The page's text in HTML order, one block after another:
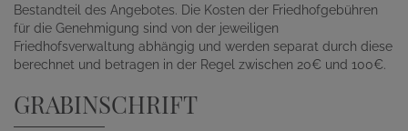
Bestandteil des Angebotes. Die Kosten der Friedhofgebühren
für die Genehmigung sind von der jeweiligen
Friedhofsverwaltung abhängig und werden separat durch diese
berechnet und betragen in der Regel zwischen 20€ und 100€.
GRABINSCHRIFT